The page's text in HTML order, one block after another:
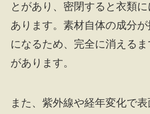
とがあり、密閉すると衣類
あります。素材自体の成分
になるため、完全に消える
があります。
また、紫外線や経年変化で